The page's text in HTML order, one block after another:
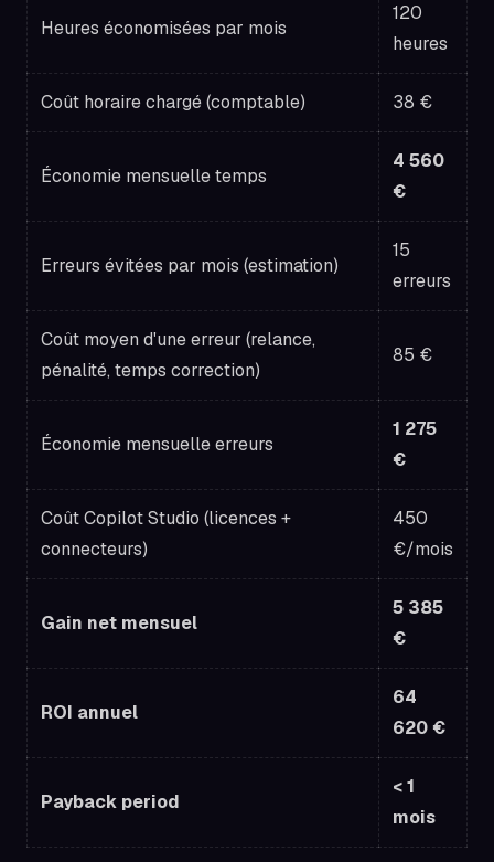
Heures économisées par mois
120
heures
Coût horaire chargé (comptable) 38 €
Économie mensuelle temps
4 560
€
Erreurs évitées par mois (estimation)
15
erreurs
Coût moyen d'une erreur (relance,
pénalité, temps correction)
85 €
Économie mensuelle erreurs
1 275
€
Coût Copilot Studio (licences +
connecteurs)
450
€/mois
Gain net mensuel
5 385
€
ROI annuel
64
620 €
Payback period
< 1
mois